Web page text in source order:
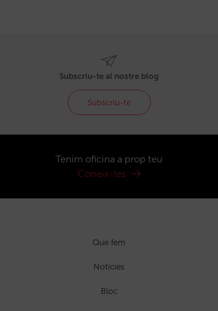
Subscriu-te al nostre blog
Subscriu-te
Tenim oficina a prop teu
Coneix-les
Que fem
Notícies
Bloc